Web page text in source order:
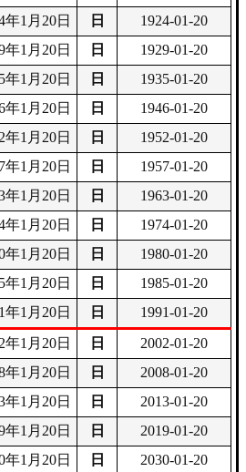
年1月20日 日
1924-01-20
年1月20日 日
1929-01-20
年1月20日 日
1935-01-20
年1月20日 日
1946-01-20
年1月20日 日
1952-01-20
年1月20日 日
1957-01-20
年1月20日 日
1963-01-20
年1月20日 日
1974-01-20
年1月20日 日
1980-01-20
年1月20日 日
1985-01-20
年1月20日 日
1991-01-20
年1月20日 日
2002-01-20
年1月20日 日
2008-01-20
年1月20日 日
2013-01-20
年1月20日 日
2019-01-20
年1月20日 日
2030-01-20